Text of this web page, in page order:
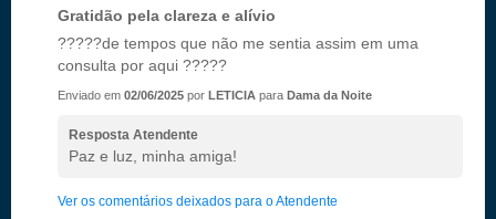
Gratidão pela clareza e alívio
?????de tempos que não me sentia assim em uma
consulta por aqui ?????
Enviado em 02/06/2025 por LETICIA para Dama da Noite
Resposta Atendente
Paz e luz, minha amiga!
Ver os comentários deixados para o Atendente